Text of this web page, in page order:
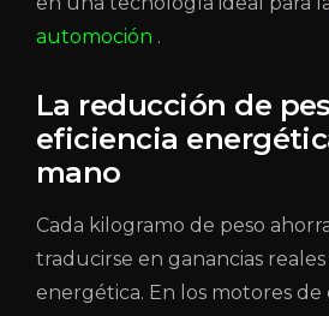
automoción .
La reducción de
eficiencia
mano
Cada kilogramo de peso
traducirse en ganancias
energética. En los motores de